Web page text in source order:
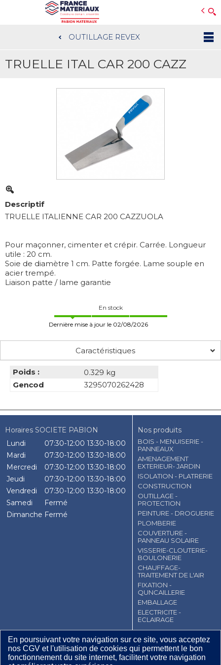
En poursuivant votre navigation sur ce site, vous acceptez
nos CGV et l'utilisation de cookies qui permettent le bon
fonctionnement du site internet, facilitent votre navigation
au
contenu
OUTILLAGE REVEX
TRUELLE ITAL CAR 200 CAZZ
Descriptif
TRUELLE ITALIENNE CAR 200 CAZZUOLA
Pour maçonner, cimenter et crépir. Carrée. Longueur
utile : 20 cm.
Soie de diamètre 1 cm. Patte forgée. Lame souple en
acier trempé.
Liaison patte / lame garantie
En stock
Dernière mise à jour le 02/08/2026
Caractéristiques
Poids :
0.329 kg
Gencod
3295070262428
Horaires SOCIETE PABION
Lundi
07:30-12:00 13:30-18:00
Mardi
07:30-12:00 13:30-18:00
Mercredi
07:30-12:00 13:30-18:00
Jeudi
07:30-12:00 13:30-18:00
Vendredi
07:30-12:00 13:30-18:00
Samedi
Fermé
Dimanche Fermé
Nos produits
BOIS - MENUISERIE -
PANNEAUX
AMENAGEMENT
EXTERIEUR- JARDIN
ISOLATION - PLATRERIE
CONSTRUCTION
OUTILLAGE -
PROTECTION
PEINTURE - DROGUERIE
PLOMBERIE
COUVERTURE -
PANNEAU SOLAIRE
VISSERIE-CLOUTERIE-
BOULONERIE
CHAUFFAGE-
TRAITEMENT DE L'AIR
FIXATION -
QUNCAILLERIE
EMBALLAGE
ELECTRICITE -
ECLAIRAGE
CGV Contact
Mentions légales
Plan du site